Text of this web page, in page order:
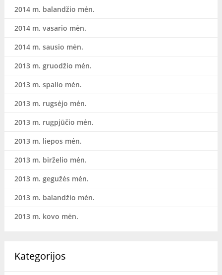
2014 m. balandžio mėn.
2014 m. vasario mėn.
2014 m. sausio mėn.
2013 m. gruodžio mėn.
2013 m. spalio mėn.
2013 m. rugsėjo mėn.
2013 m. rugpjūčio mėn.
2013 m. liepos mėn.
2013 m. birželio mėn.
2013 m. gegužės mėn.
2013 m. balandžio mėn.
2013 m. kovo mėn.
Kategorijos